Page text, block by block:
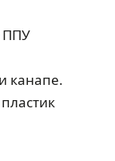
ППУ
канапе.